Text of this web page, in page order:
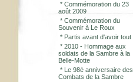
* Commémoration du 23
août 2009
* Commémoration du
Souvenir à Le Roux
* Partis avant d'avoir tout
* 2010 - Hommage aux
soldats de la Sambre à la
Belle-Motte
* Le 98è anniversaire des
Combats de la Sambre